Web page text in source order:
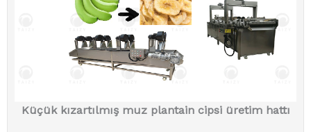
Küçük kızartılmış muz plantain cipsi üretim hattı